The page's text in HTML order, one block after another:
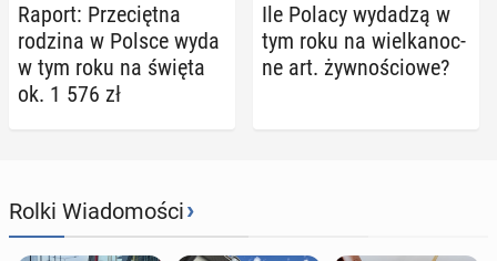
Raport: Prze­cięt­na
rodzina w Polsce wyda
w tym roku na święta
ok. 1 576 zł
Ile Polacy wydadzą w
tym roku na wiel­ka­noc­
ne art. żyw­no­ścio­we?
Rolki Wiadomości›